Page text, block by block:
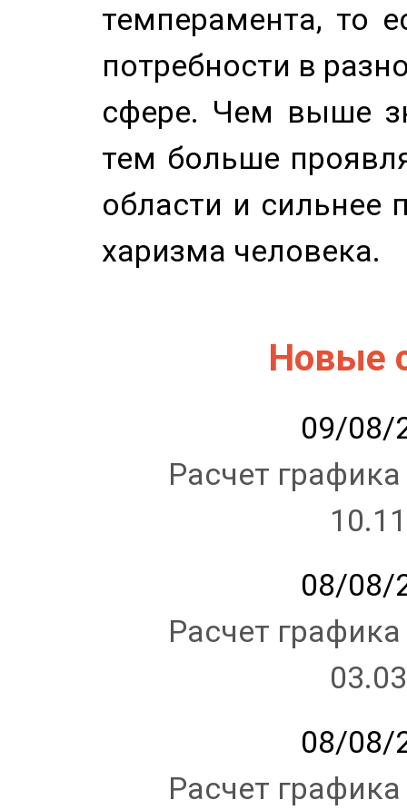
темперамента, то
потребности в
сфере. Чем выше
тем больше
области и сильнее
харизма человека.
Новые
09/08/
Расчет
08/08/
Расчет
08/08/
Расчет